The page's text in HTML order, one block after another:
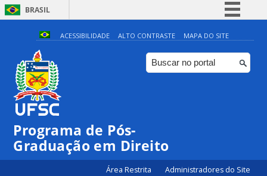
BRASIL
Simplifique!
Comunica BR
Participe
ACESSIBILIDADE ALTO CONTRASTE MAPA DO SITE
Programa de Pós-
Graduação em Direito
Área Restrita Administradores do Site